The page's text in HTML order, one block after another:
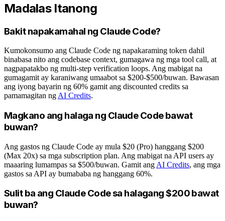
Madalas Itanong
Bakit napakamahal ng Claude Code?
Kumokonsumo ang Claude Code ng napakaraming token dahil
binabasa nito ang codebase context, gumagawa ng mga tool call, at
nagpapatakbo ng multi-step verification loops. Ang mabigat na
gumagamit ay karaniwang umaabot sa $200-$500/buwan. Bawasan
ang iyong bayarin ng 60% gamit ang discounted credits sa
pamamagitan ng AI Credits.
Magkano ang halaga ng Claude Code bawat
buwan?
Ang gastos ng Claude Code ay mula $20 (Pro) hanggang $200
(Max 20x) sa mga subscription plan. Ang mabigat na API users ay
maaaring lumampas sa $500/buwan. Gamit ang AI Credits, ang mga
gastos sa API ay bumababa ng hanggang 60%.
Sulit ba ang Claude Code sa halagang $200 bawat
buwan?